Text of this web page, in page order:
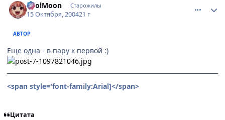
FoolMoon Старожилы
15 Октября, 200421 г
АВТОР
Еще одна - в пару к первой :)
<span style='font-family:Arial]</span>
Цитата